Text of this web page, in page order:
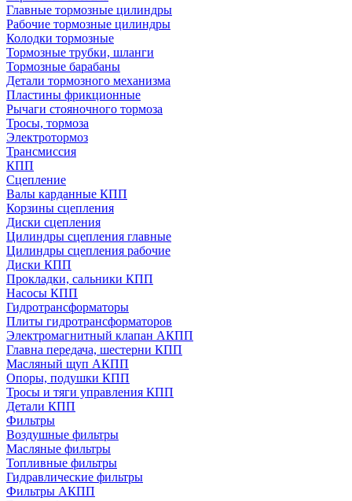
Главные тормозные цилиндры
Рабочие тормозные цилиндры
Колодки тормозные
Тормозные трубки, шланги
Тормозные барабаны
Детали тормозного механизма
Пластины фрикционные
Рычаги стояночного тормоза
Тросы, тормоза
Электротормоз
Трансмиссия
КПП
Сцепление
Валы карданные КПП
Корзины сцепления
Диски сцепления
Цилиндры сцепления главные
Цилиндры сцепления рабочие
Диски КПП
Прокладки, сальники КПП
Насосы КПП
Гидротрансформаторы
Плиты гидротрансформаторов
Электромагнитный клапан АКПП
Главна передача, шестерни КПП
Масляный щуп АКПП
Опоры, подушки КПП
Тросы и тяги управления КПП
Детали КПП
Фильтры
Воздушные фильтры
Масляные фильтры
Топливные фильтры
Гидравлические фильтры
Фильтры АКПП